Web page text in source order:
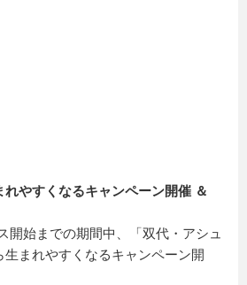
やすくなるキャンペーン開催 ＆
開始までの期間中、「双代・アシュ
まれやすくなるキャンペーン開